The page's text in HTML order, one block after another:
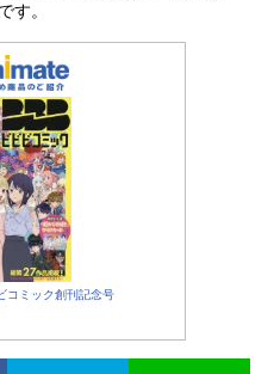
している作品には、あなた
夏アニメのオススメ【投
関連記事2026夏アニメ「20
メ」が7月より放送開始。人
編や期待のオリジナル作品
い！新作アニメのキービジ
像や出演するキャスト声優
をまとめて「2026夏アニメ
覧」をお届けします！2026
...
す。
コミック創刊記念号